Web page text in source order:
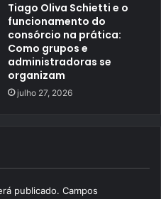
Tiago Oliva Schietti e o
funcionamento do
consórcio na prática:
Como grupos e
administradoras se
organizam
julho 27, 2026
publicado. Campos